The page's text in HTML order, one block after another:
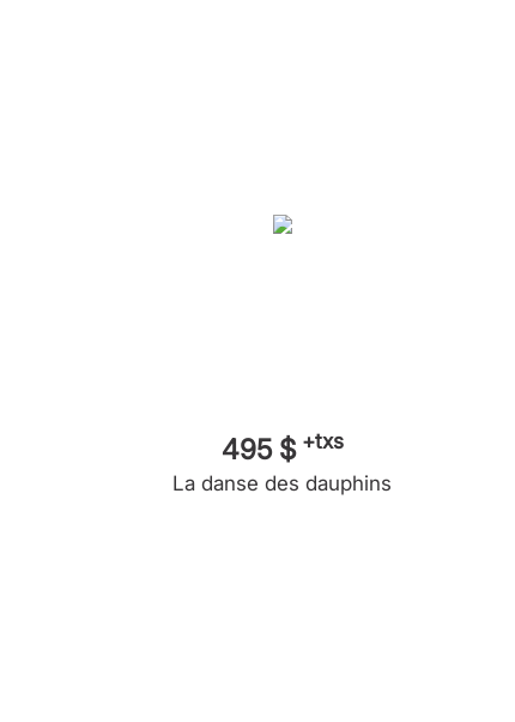
495 $+txs
La danse des dauphins